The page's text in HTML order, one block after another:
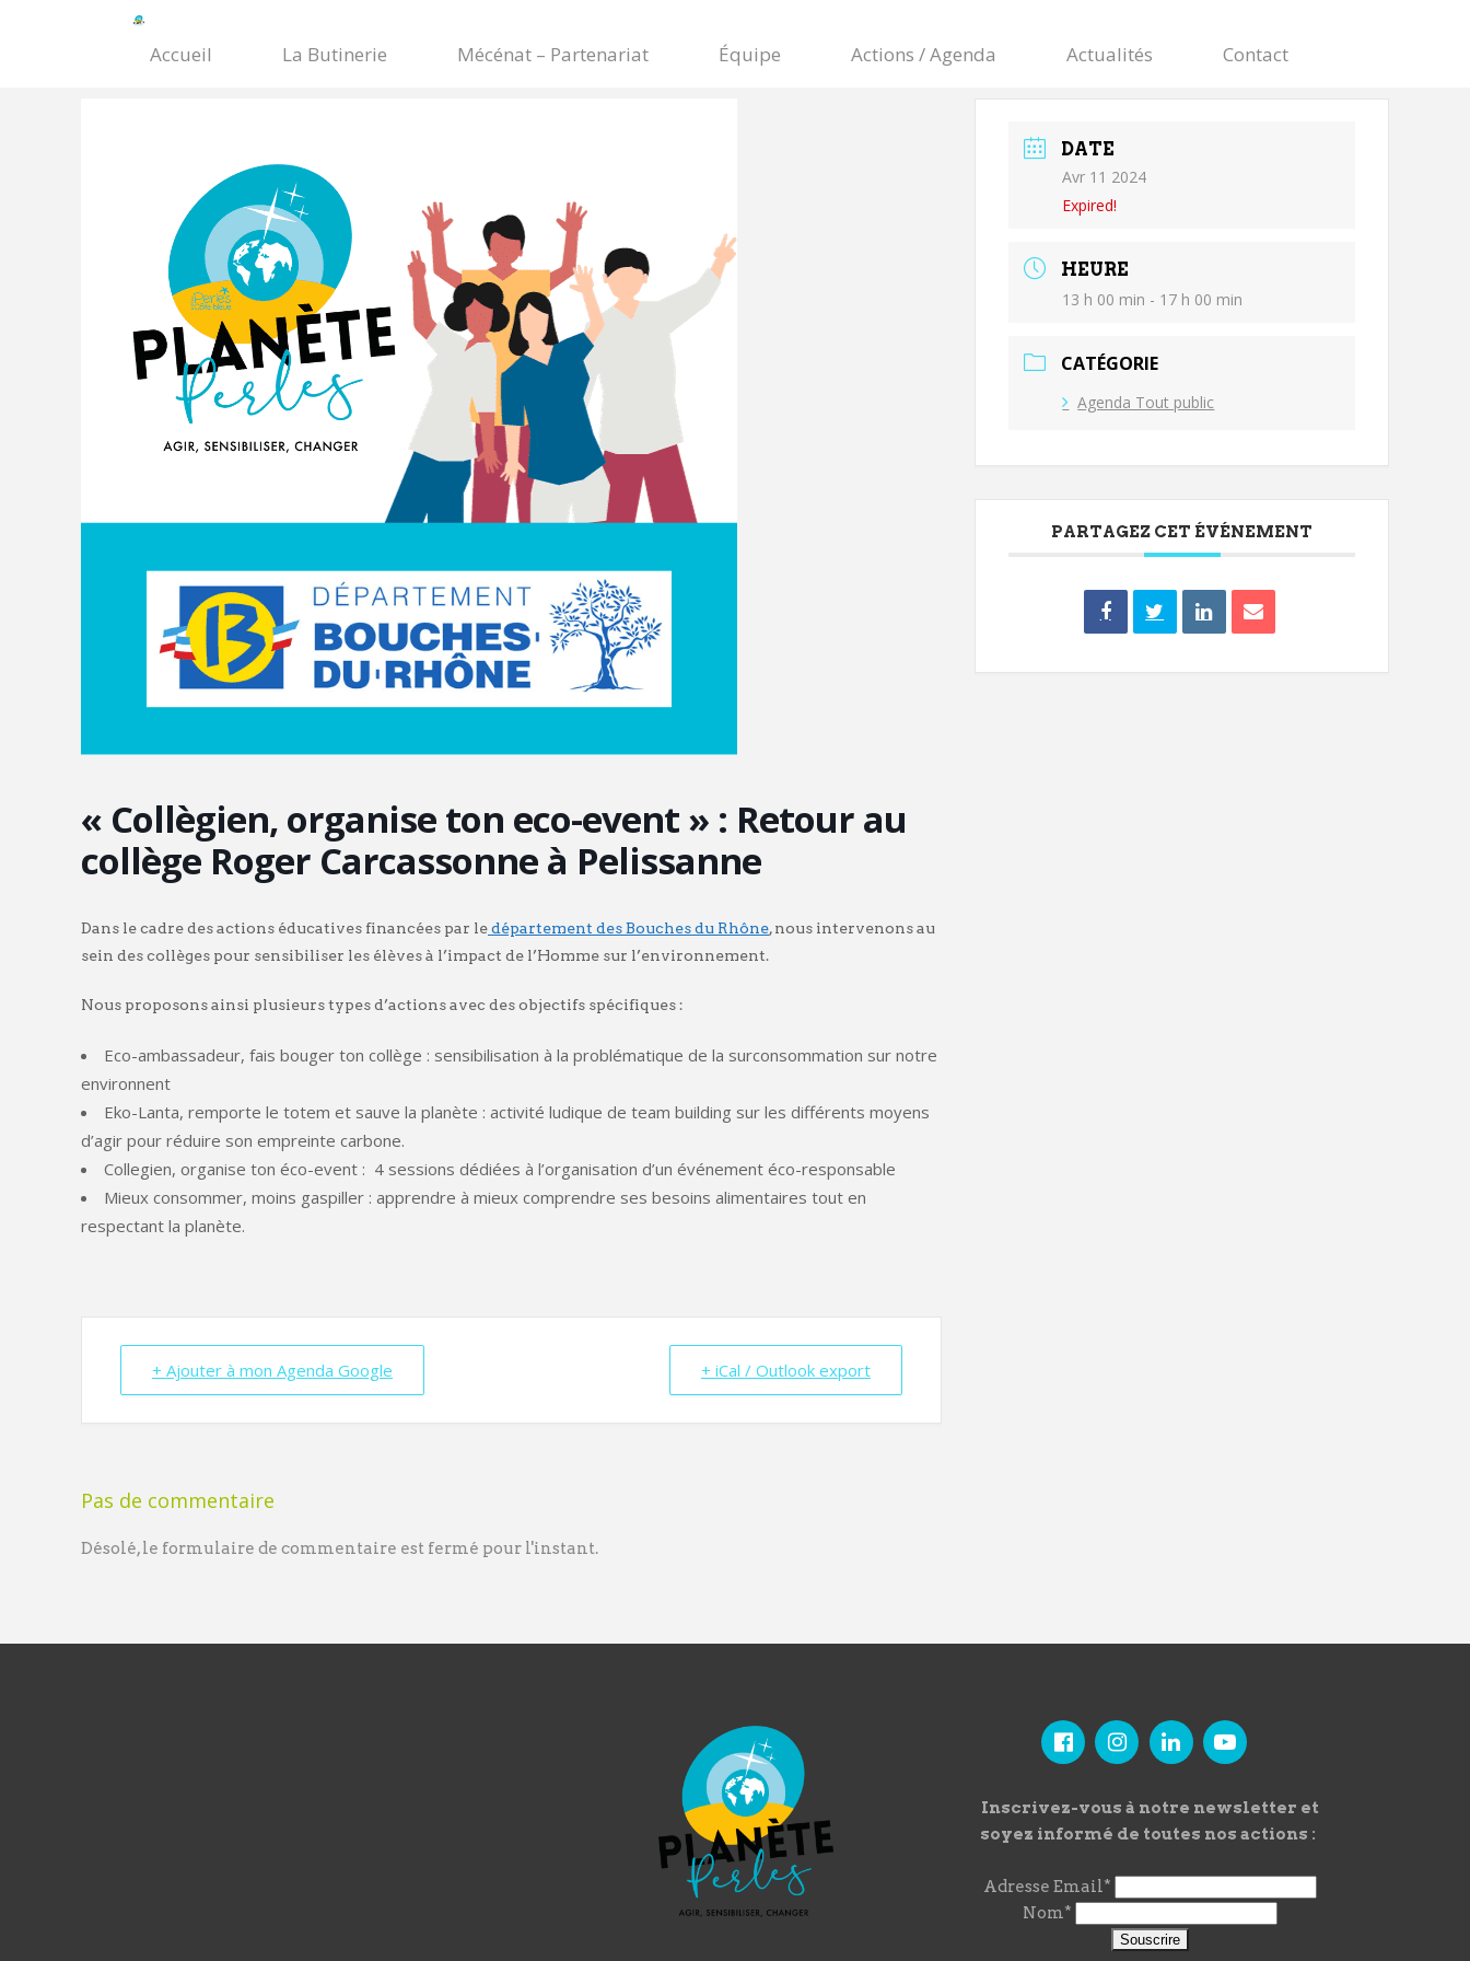
Accueil La Butinerie Mécénat – Partenariat Équipe Actions / Agenda Actualités Contact
« Collègien, organise ton eco-event » : Retour au
collège Roger Carcassonne à Pelissanne
Dans le cadre des actions éducatives financées par ledépartement des Bouches du Rhône, nous intervenons au
sein des collèges pour sensibiliser les élèves à l’impact de l’Homme sur l’environnement.
Nous proposons ainsi plusieurs types d’actions avec des objectifs spécifiques :
Eco-ambassadeur, fais bouger ton collège : sensibilisation à la problématique de la surconsommation sur notre
environnent
Eko-Lanta, remporte le totem et sauve la planète : activité ludique de team building sur les différents moyens
d’agir pour réduire son empreinte carbone.
Collegien, organise ton éco-event : 4 sessions dédiées à l’organisation d’un événement éco-responsable
Mieux consommer, moins gaspiller : apprendre à mieux comprendre ses besoins alimentaires tout en
respectant la planète.
+ Ajouter à mon Agenda Google + iCal / Outlook export
DATE
Avr 11 2024
Expired!
HEURE
13 h 00 min - 17 h 00 min
CATÉGORIE
Agenda Tout public
PARTAGEZ CET ÉVÉNEMENT
Pas de commentaire
Désolé, le formulaire de commentaire est fermé pour l'instant.
Inscrivez-vous à notre newsletter et
soyez informé de toutes nos actions :
Adresse Email*
Nom*